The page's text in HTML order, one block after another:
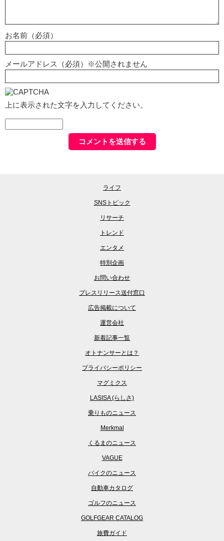
お名前（必須）
メールアドレス（必須）※公開されません
上に表示された文字を入力してください。
ライフ
SNSトピック
リサーチ
トレンド
エンタメ
特別企画
お問い合わせ
プレスリリース送付窓口
広告掲載について
運営会社
新着記事一覧
オトナンサーとは？
プライバシーポリシー
マグミクス
LASISA (らしさ)
乗りものニュース
Merkmal
くるまのニュース
VAGUE
バイクのニュース
自動車カタログ
ゴルフのニュース
GOLFGEAR CATALOG
旅費ガイド